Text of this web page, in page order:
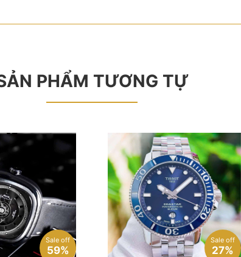
PHẨM TƯƠNG TỰ
Sale off
59%
Sale off
27%